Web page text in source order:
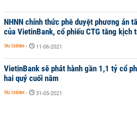
NHNN chính thức phê duyệt phương án
của VietinBank, cổ phiếu CTG tăng kịch
TÀI CHÍNH - 11-06-2021
VietinBank sẽ phát hành gần 1,1 tỷ cổ
hai quý cuối năm
TÀI CHÍNH - 31-05-2021